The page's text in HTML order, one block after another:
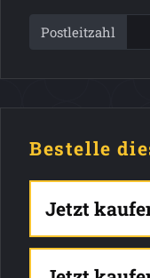
Postleitzahl
Bestelle
Jetzt